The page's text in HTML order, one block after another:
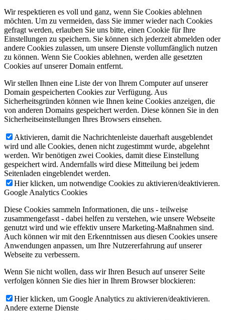
Wir respektieren es voll und ganz, wenn Sie Cookies ablehnen
möchten. Um zu vermeiden, dass Sie immer wieder nach Cookies
gefragt werden, erlauben Sie uns bitte, einen Cookie für Ihre
Einstellungen zu speichern. Sie können sich jederzeit abmelden oder
andere Cookies zulassen, um unsere Dienste vollumfänglich nutzen
zu können. Wenn Sie Cookies ablehnen, werden alle gesetzten
Cookies auf unserer Domain entfernt.
Wir stellen Ihnen eine Liste der von Ihrem Computer auf unserer
Domain gespeicherten Cookies zur Verfügung. Aus
Sicherheitsgründen können wie Ihnen keine Cookies anzeigen, die
von anderen Domains gespeichert werden. Diese können Sie in den
Sicherheitseinstellungen Ihres Browsers einsehen.
Aktivieren, damit die Nachrichtenleiste dauerhaft ausgeblendet
wird und alle Cookies, denen nicht zugestimmt wurde, abgelehnt
werden. Wir benötigen zwei Cookies, damit diese Einstellung
gespeichert wird. Andernfalls wird diese Mitteilung bei jedem
Seitenladen eingeblendet werden.
Hier klicken, um notwendige Cookies zu aktivieren/deaktivieren.
Google Analytics Cookies
Diese Cookies sammeln Informationen, die uns - teilweise
zusammengefasst - dabei helfen zu verstehen, wie unsere Webseite
genutzt wird und wie effektiv unsere Marketing-Maßnahmen sind.
Auch können wir mit den Erkenntnissen aus diesen Cookies unsere
Anwendungen anpassen, um Ihre Nutzererfahrung auf unserer
Webseite zu verbessern.
Wenn Sie nicht wollen, dass wir Ihren Besuch auf unserer Seite
verfolgen können Sie dies hier in Ihrem Browser blockieren:
Hier klicken, um Google Analytics zu aktivieren/deaktivieren.
Andere externe Dienste